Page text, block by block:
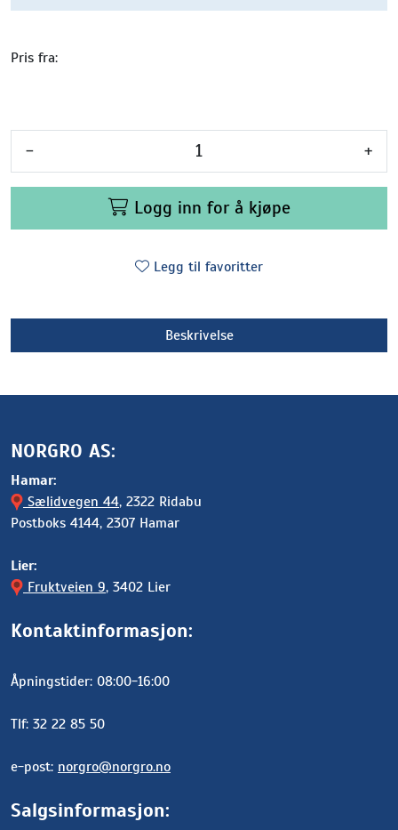
Pris fra:
- +
Logg inn for å kjøpe
Legg til favoritter
Beskrivelse
NORGRO AS:
Hamar:
Sælidvegen 44, 2322 Ridabu
Postboks 4144, 2307 Hamar
Lier:
Fruktveien 9, 3402 Lier
Kontaktinformasjon:
Åpningstider: 08:00-16:00
Tlf: 32 22 85 50
e-post: norgro@norgro.no
Salgsinformasjon: